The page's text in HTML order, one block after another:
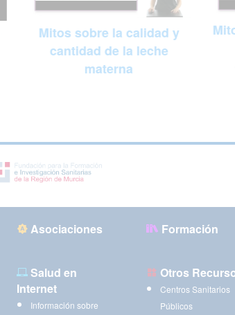
Mitos sobre la calidad y
cantidad de la leche
materna
Asociaciones Formación
Salud en
Internet
Información sobre
Otros
Centros Sanitarios
Públicos